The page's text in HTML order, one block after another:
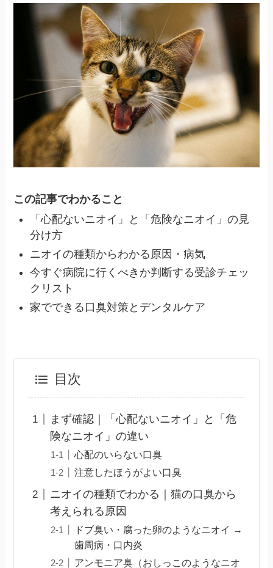
この記事でわかること
「心配ないニオイ」と「危険なニオイ」の見
分け方
ニオイの種類からわかる原因・病気
今すぐ病院に行くべきか判断する受診チェッ
クリスト
家でできる口臭対策とデンタルケア
目次
まず確認｜「心配ないニオイ」と「危
険なニオイ」の違い
心配のいらない口臭
注意したほうがよい口臭
ニオイの種類でわかる｜猫の口臭から
考えられる原因
ドブ臭い・腐った卵のようなニオイ →
歯周病・口内炎
アンモニア臭（おしっこのようなニオ